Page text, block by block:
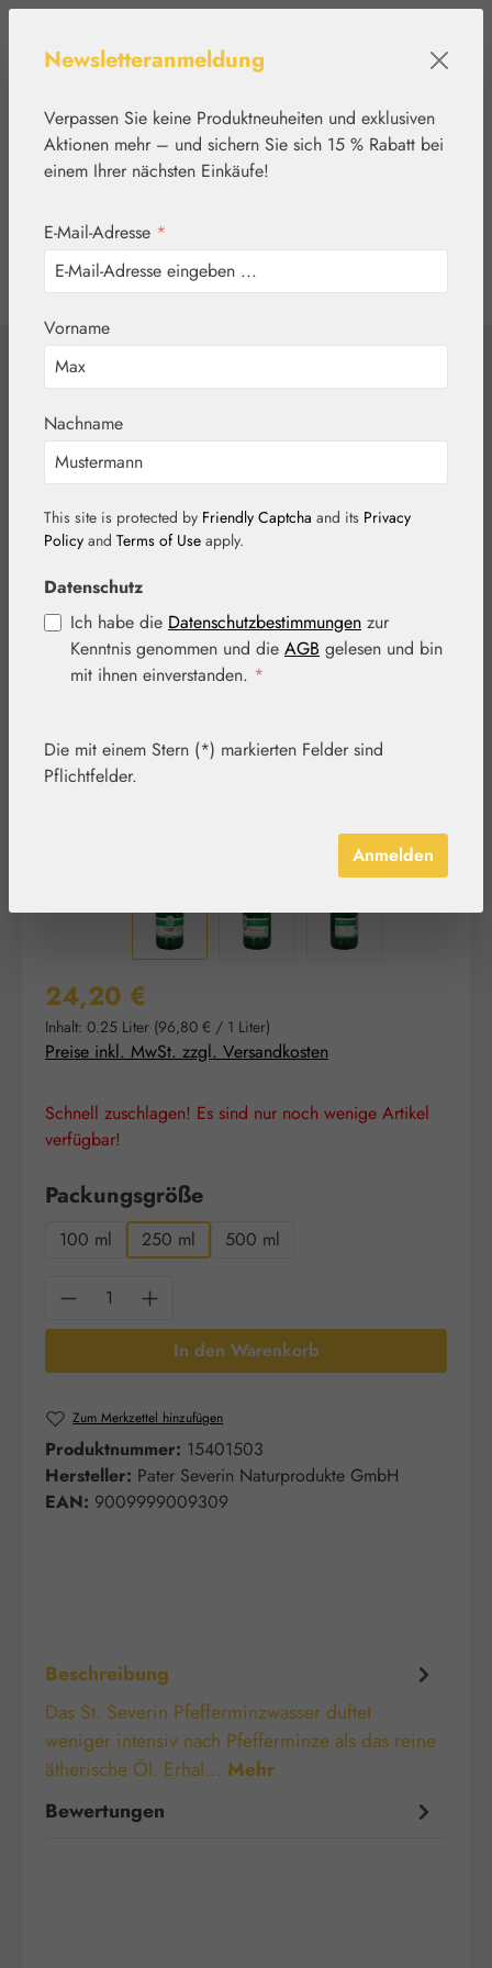
Werkzeugleiste anzeigen
Home
Pfefferminzwasser
Bildergalerie überspringen
Regulärer Preis:
24,20 €
Inhalt: 0.25 Liter (96,80 € / 1 Liter)
Preise inkl. MwSt. zzgl. Versandkosten
Schnell zuschlagen! Es sind nur noch wenige Artikel
verfügbar!
Packungsgrößeauswählen
100 ml 250 ml 500 ml
Produkt Anzahl: Gib den gewünschten
In den Warenkorb
Zum Merkzettel hinzufügen
Produktnummer: 15401503
Hersteller: Pater Severin Naturprodukte GmbH
EAN: 9009999009309
Beschreibung
Das St. Severin Pfefferminzwasser duftet
weniger intensiv nach Pfefferminze als das reine
ätherische Öl. Erhal… Mehr
Bewertungen
Newsletteranmeldung
Verpassen Sie keine Produktneuheiten und exklusiven
Aktionen mehr – und sichern Sie sich 15 % Rabatt bei
einem Ihrer nächsten Einkäufe!
E-Mail-Adresse *
Vorname
Nachname
This site is protected by Friendly Captcha and its Privacy
Policy and Terms of Use apply.
Datenschutz
Ich habe die Datenschutzbestimmungen zur
Kenntnis genommen und die AGB gelesen und bin
mit ihnen einverstanden. *
Die mit einem Stern (*) markierten Felder sind
Pflichtfelder.
Anmelden